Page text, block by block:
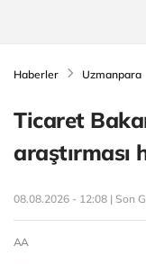
Haberler Uzmanpara
Ticaret
araştırması
08.08.2026 - 12:08 | Son
AA